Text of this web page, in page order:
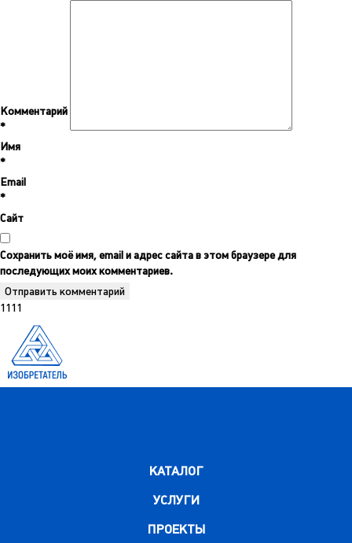
Комментарий
*
Имя
*
Email
*
Сайт
Сохранить моё имя, email и адрес сайта в этом браузере для
последующих моих комментариев.
1111
КАТАЛОГ
УСЛУГИ
ПРОЕКТЫ